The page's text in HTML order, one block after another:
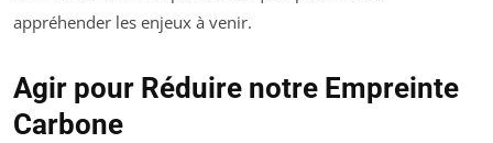
appréhender les enjeux à venir.
Agir pour Réduire notre Empreinte
Carbone